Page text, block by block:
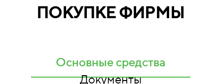
ПОКУПКЕ ФИРМЫ
Основные средства
Документы